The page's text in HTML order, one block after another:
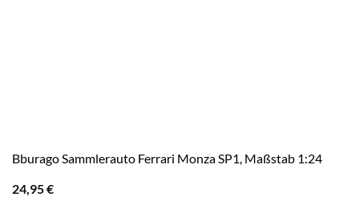
Bburago Sammlerauto Ferrari Monza SP1, Maßstab 1:24
24,95€